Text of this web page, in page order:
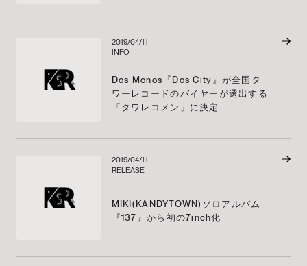
2019/04/11
INFO
Dos Monos『Dos City』が全国タ
ワーレコードのバイヤーが選出する
「タワレコメン」に決定
2019/04/11
RELEASE
MIKI(KANDYTOWN)ソロアルバム
『137』から初の7inch化